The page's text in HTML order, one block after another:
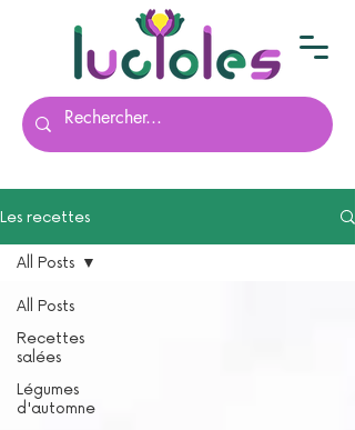
Les recettes
All Posts
Recettes
salées
Légumes
d'automne
All Posts